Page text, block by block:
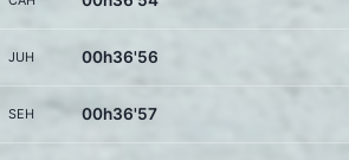
JUH 00h36'56
SEH 00h36'57